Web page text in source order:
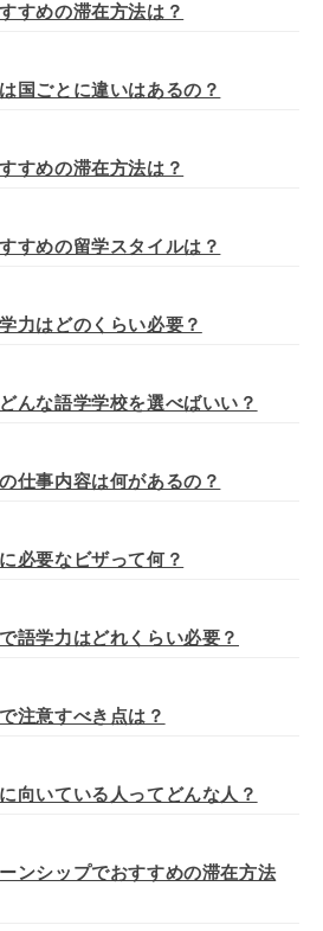
すめの滞在方法は？
国ごとに違いはあるの？
すめの滞在方法は？
すめの留学スタイルは？
力はどのくらい必要？
んな語学学校を選べばいい？
仕事内容は何があるの？
必要なビザって何？
語学力はどれくらい必要？
注意すべき点は？
向いている人ってどんな人？
ンシップでおすすめの滞在方法